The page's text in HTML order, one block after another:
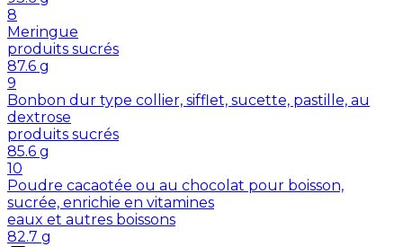
8
Meringue
produits sucrés
87.6 g
9
Bonbon dur type collier, sifflet, sucette, pastille, au
dextrose
produits sucrés
85.6 g
10
Poudre cacaotée ou au chocolat pour boisson,
sucrée, enrichie en vitamines
eaux et autres boissons
82.7 g